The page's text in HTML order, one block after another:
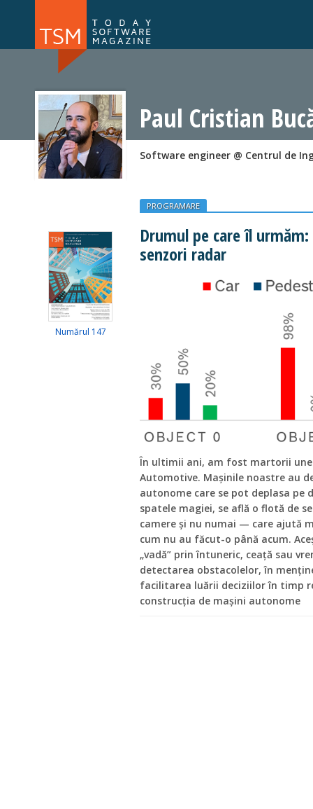
NOU
Paul Cristian
Software engineer @ Centrul de
Numărul 147
PROGRAMARE
Drumul pe care îl
senzori radar
În ultimii ani, am fost martorii
Automotive. Mașinile noastre au
autonome care se pot deplasa pe
spatele magiei, se află o flotă de
camere și nu numai — care ajută
cum nu au făcut-o până acum.
„vadă” prin întuneric, ceață sau
detectarea obstacolelor, în
facilitarea luării deciziilor în timp
construcția de mașini autonome